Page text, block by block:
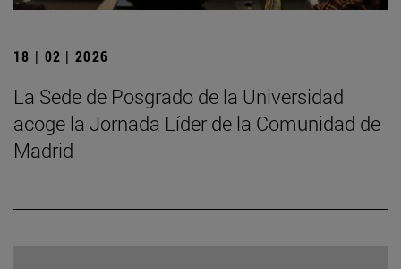
18 | 02 | 2026
La Sede de Posgrado de la Universidad
acoge la Jornada Líder de la Comunidad de
Madrid